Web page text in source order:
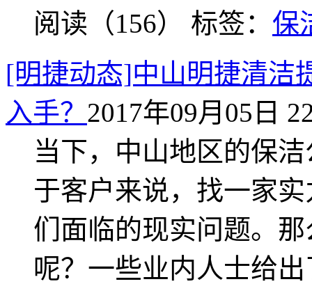
阅读（156） 标签： 保
[明捷动态]中山明捷清洁
入手？ 2017年09月05日
当下，中山地区的保
于客户来说，找一家
们面临的现实问题。
呢？一些业内人士给